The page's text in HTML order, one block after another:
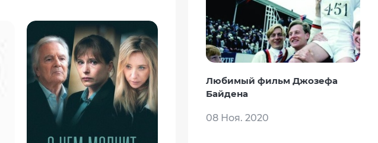
Любимый фильм Джозефа
Байдена
08 Ноя. 2020